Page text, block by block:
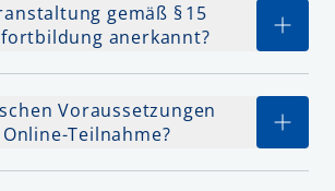
gemäß § 15
anerkannt?
Voraussetzungen
Teilnahme?